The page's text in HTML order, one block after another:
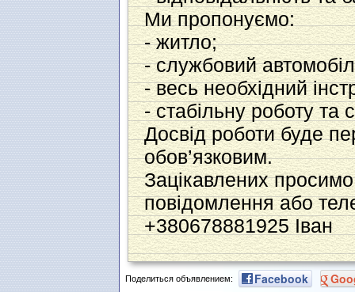
Ми пропонуємо:
- житло;
- службовий
- весь необхідний
- стабільну роботу та
Досвід роботи буде
обов’язковим.
Зацікавлених
повідомлення або
+380678881925 Іван
Поделиться объявлением: Facebook